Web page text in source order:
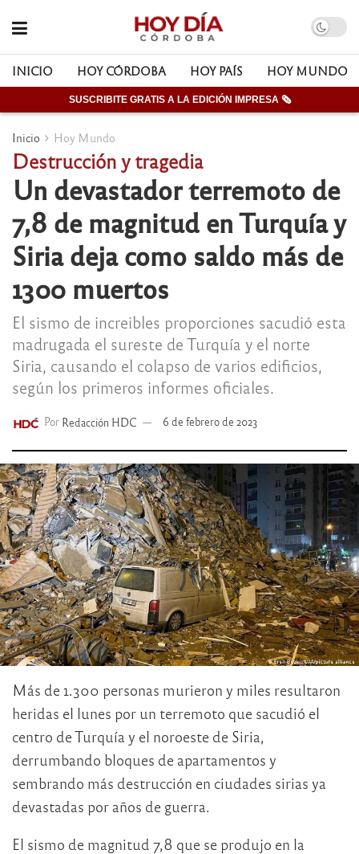
INICIO HOY CÓRDOBA HOY PAÍS HOY MUNDO
SUSCRIBITE GRATIS A LA EDICIÓN IMPRESA 🗞
Inicio Hoy Mundo
Destrucción y tragedia
Un devastador terremoto de
7,8 de magnitud en Turquía y
Siria deja como saldo más de
1300 muertos
El sismo de increibles proporciones sacudió esta
madrugada el sureste de Turquía y el norte
Siria, causando el colapso de varios edificios,
según los primeros informes oficiales.
Por Redacción HDC 6 de febrero de 2023
Más de 1.300 personas murieron y miles resultaron
heridas el lunes por un terremoto que sacudió el
centro de Turquía y el noroeste de Siria,
derrumbando bloques de apartamentos y
sembrando más destrucción en ciudades sirias ya
devastadas por años de guerra.
El sismo de magnitud 7,8 que se produjo en la